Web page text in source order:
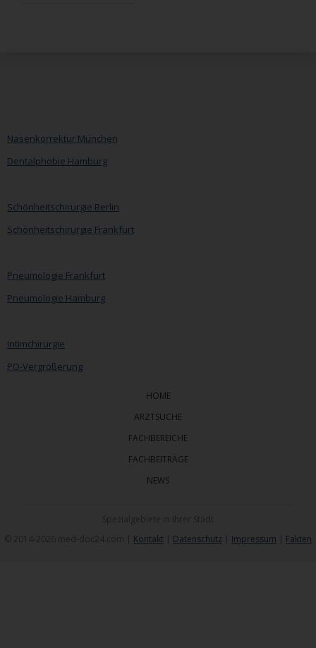
Nasenkorrektur München
Dentalphobie Hamburg
Schönheitschirurgie Berlin
Schönheitschirurgie Frankfurt
Pneumologie Frankfurt
Pneumologie Hamburg
Intimchirurgie
PO-Vergrößerung
HOME
ARZTSUCHE
FACHBEREICHE
FACHBEITRÄGE
NEWS
Kontakt Datenschutz Impressum Fakten